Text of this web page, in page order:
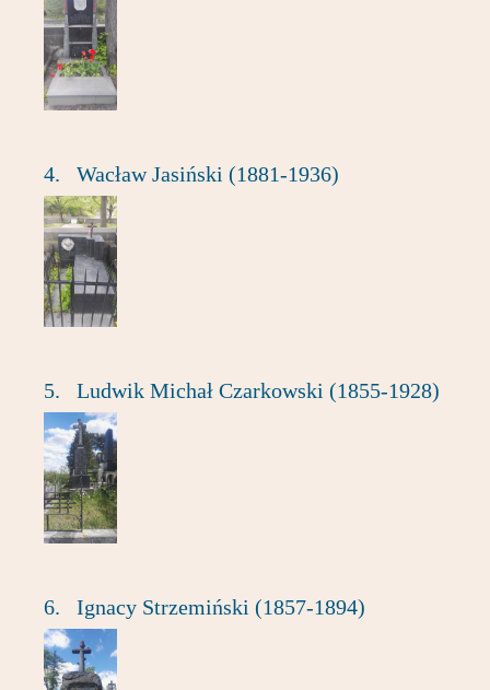
4. Wacław Jasiński (1881-1936)
5. Ludwik Michał Czarkowski (1855-1928)
6. Ignacy Strzemiński (1857-1894)